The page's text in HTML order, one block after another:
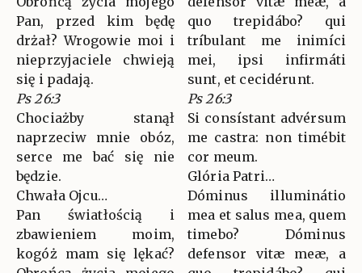
Pan, przed kim będę
drżał? Wrogowie moi i
nieprzyjaciele chwieją
się i padają.
Ps 26:3
Chociażby stanął
naprzeciw mnie obóz,
serce me bać się nie
będzie.
Chwała Ojcu…
Pan światłością i
zbawieniem moim,
kogóż mam się lękać?
quo trepidábo? qui
tríbulant me inimíci
mei, ipsi infirmáti
sunt, et cecidérunt.
Ps 26:3
Si consístant advérsum
me castra: non timébit
cor meum.
Glória Patri…
Dóminus illuminátio
mea et salus mea, quem
timebo? Dóminus
defensor vitæ meæ, a